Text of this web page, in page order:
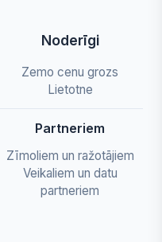
Noderīgi
Zemo cenu grozs
Lietotne
Partneriem
Zīmoliem un ražotājiem
Veikaliem un datu
partneriem